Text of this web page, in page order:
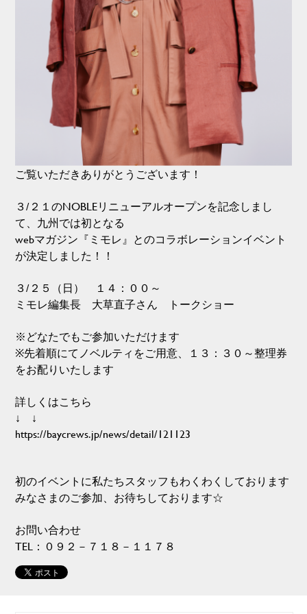
ご覧いただきありがとうございます！
３/２１のNOBLEリニューアルオープンを記念しまし
て、九州では初となる
webマガジン『ミモレ』とのコラボレーションイベント
が決定しました！！
３/２５（日） １４：００～
ミモレ編集長 大草直子さん トークショー
※どなたでもご参加いただけます
※先着順にてノベルティをご用意、１３：３０～整理券
をお配りいたします
詳しくはこちら
↓ ↓
https://baycrews.jp/news/detail/121123
初のイベントに私たちスタッフもわくわくしております
みなさまのご参加、お待ちしております☆
お問い合わせ
TEL：０９２－７１８－１１７８